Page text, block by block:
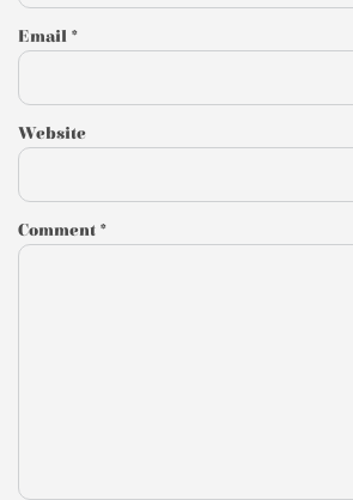
Email *
Website
Comment *